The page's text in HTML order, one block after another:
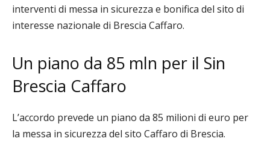
interventi di messa in sicurezza e bonifica del sito di
interesse nazionale di Brescia Caffaro.
Un piano da 85 mln per il Sin
Brescia Caffaro
L’accordo prevede un piano da 85 milioni di euro per
la messa in sicurezza del sito Caffaro di Brescia.